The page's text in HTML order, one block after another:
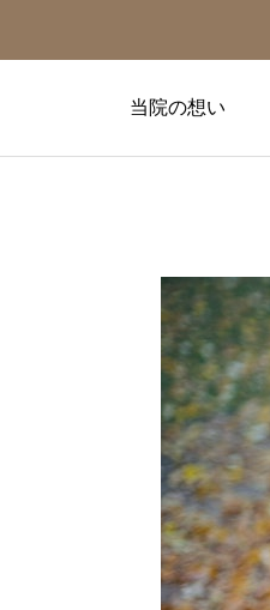
当院の想い